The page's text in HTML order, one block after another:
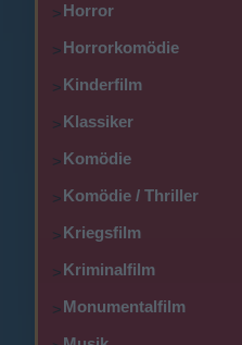
>Horror
>Horrorkomödie
>Kinderfilm
>Klassiker
>Komödie
>Komödie / Thriller
>Kriegsfilm
>Kriminalfilm
>Monumentalfilm